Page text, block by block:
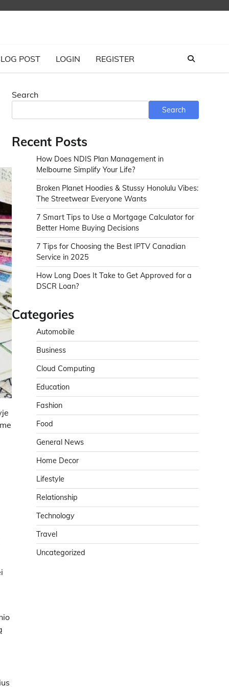
POST LOGIN REGISTER
Search
Search
Recent Posts
How Does NDIS Plan Management in
Melbourne Simplify Your Life?
Broken Planet Hoodies & Stussy Honolulu Vibes:
The Streetwear Everyone Wants
7 Smart Tips to Use a Mortgage Calculator for
Better Home Buying Decisions
7 Tips for Choosing the Best IPTV Canadian
Service in 2025
How Long Does It Take to Get Approved for a
DSCR Loan?
Categories
Automobile
Business
Cloud Computing
Education
Fashion
Food
General News
Home Decor
Lifestyle
Relationship
Technology
Travel
Uncategorized